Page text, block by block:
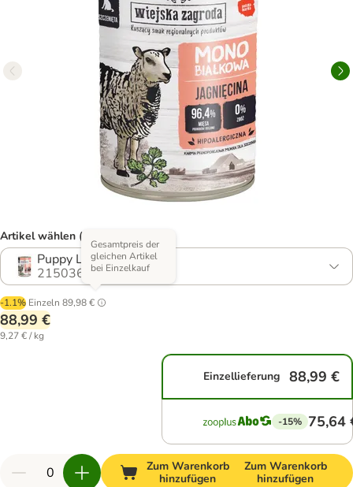
Artikel wählen (6 Varianten)
Puppy Lamm
2150366.5
-1.1% Einzeln 89,98 €
Gesamtpreis der
gleichen Artikel
bei Einzelkauf
88,99 €
9,27 € / kg
Einzellieferung 88,99 €
-15% 75,64
Zum Warenkorb
hinzufügen
Zum Warenkorb
hinzufügen